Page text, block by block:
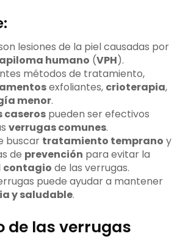
lesiones de la piel causadas por
humano (VPH).
métodos de tratamiento,
exfoliantes, crioterapia,
menor.
caseros pueden ser efectivos
verrugas comunes.
buscar tratamiento temprano y
de prevención para evitar la
contagio de las verrugas.
puede ayudar a mantener
y saludable.
de las verrugas